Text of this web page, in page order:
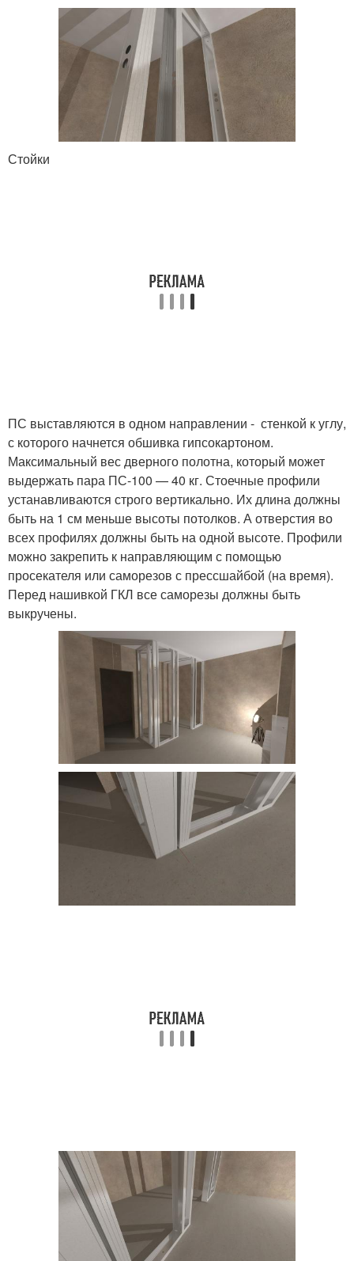
Стойки
ПС выставляются в одном направлении - стенкой к углу,
с которого начнется обшивка гипсокартоном.
Максимальный вес дверного полотна, который может
выдержать пара ПС-100 — 40 кг. Стоечные профили
устанавливаются строго вертикально. Их длина должны
быть на 1 см меньше высоты потолков. А отверстия во
всех профилях должны быть на одной высоте. Профили
можно закрепить к направляющим с помощью
просекателя или саморезов с прессшайбой (на время).
Перед нашивкой ГКЛ все саморезы должны быть
выкручены.